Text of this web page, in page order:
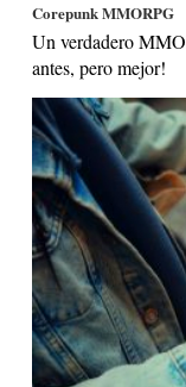
Corepunk MMORPG
Un verdadero
antes, pero mejor!